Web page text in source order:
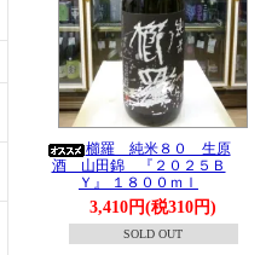
櫛羅 純米８０ 生原
酒 山田錦 『２０２５Ｂ
Ｙ』 １８００ｍｌ
3,410円(税310円)
SOLD OUT